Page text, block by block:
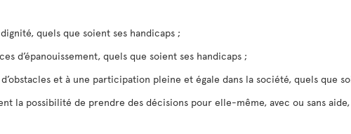
quels que soient ses handicaps ;
d’épanouissement, quels que soient ses handicaps ;
et à une participation pleine et égale dans la société, quels que
la possibilité de prendre des décisions pour elle-même, avec ou sans